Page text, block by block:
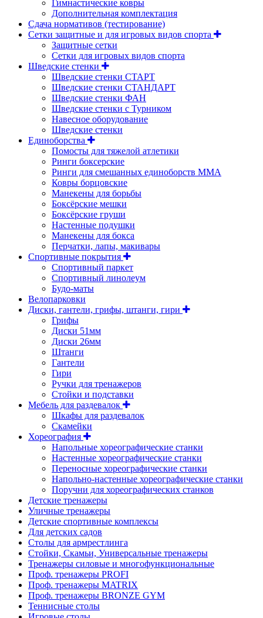
Гимнастические ковры
Дополнительная комплектация
Сдача нормативов (тестирование)
Сетки защитные и для игровых видов спорта
Защитные сетки
Сетки для игровых видов спорта
Шведские стенки
Шведские стенки СТАРТ
Шведские стенки СТАНДАРТ
Шведские стенки ФАН
Шведские стенки с Турником
Навесное оборудование
Шведские стенки
Единоборства
Помосты для тяжелой атлетики
Ринги боксерские
Ринги для смешанных единоборств ММА
Ковры борцовские
Манекены для борьбы
Боксёрские мешки
Боксёрские груши
Настенные подушки
Манекены для бокса
Перчатки, лапы, макивары
Спортивные покрытия
Спортивный паркет
Спортивный линолеум
Будо-маты
Велопарковки
Диски, гантели, грифы, штанги, гири
Грифы
Диски 51мм
Диски 26мм
Штанги
Гантели
Гири
Ручки для тренажеров
Стойки и подставки
Мебель для раздевалок
Шкафы для раздевалок
Скамейки
Хореография
Напольные хореографические станки
Настенные хореографические станки
Переносные хореографические станки
Напольно-настенные хореографические станки
Поручни для хореографических станков
Детские тренажеры
Уличные тренажеры
Детские спортивные комплексы
Для детских садов
Столы для армрестлинга
Стойки, Скамьи, Универсальные тренажеры
Тренажеры силовые и многофункциональные
Проф. тренажеры PROFI
Проф. тренажеры MATRIX
Проф. тренажеры BRONZE GYM
Теннисные столы